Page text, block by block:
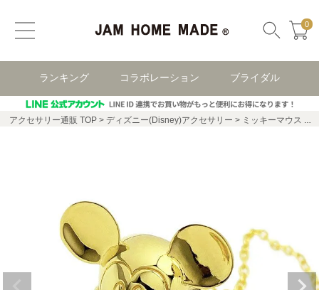
0
ランキング コラボレーション ブライダル
アクセサリー通販 TOP ディズニー(Disney)アクセサリー ミッキーマウス ディズニー